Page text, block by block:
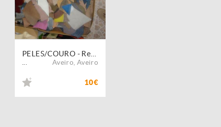
Aveiro Aveiro
10€